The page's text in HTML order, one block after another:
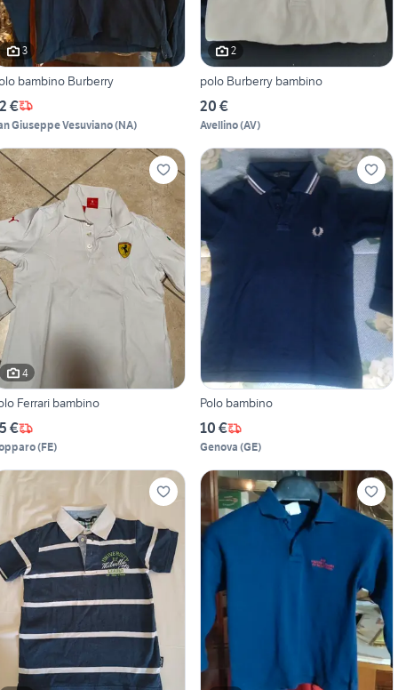
3
bambino Burberry
€
Giuseppe Vesuviano(NA)
2
polo Burberry bambino
20 €
Avellino(AV)
4
Ferrari bambino
€
(FE)
Polo bambino
10 €
Genova (GE)